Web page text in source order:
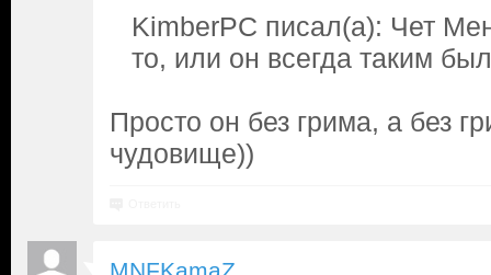
KimberPC писал(а): Чет
то, или он всегда таким
Просто он без грима, а без
чудовище))